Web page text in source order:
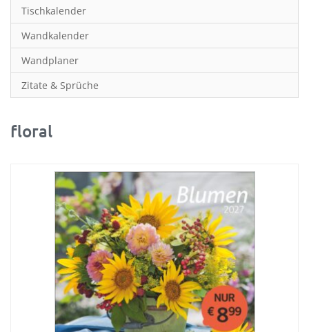
Literatur
Manga & Animé
Neutrale Kalender
Partner- & Wandplaner
Planung & Organisation
Sprachkalender
Sternzeichen & Mond
Verkehr & Technik
Tischkalender
Wandkalender
Wandplaner
Zitate & Sprüche
floral